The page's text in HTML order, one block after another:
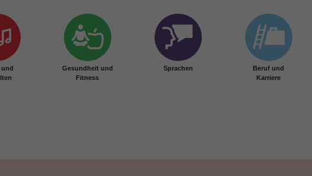
Gesundheit und
Fitness
Sprachen
Beruf und
Karriere